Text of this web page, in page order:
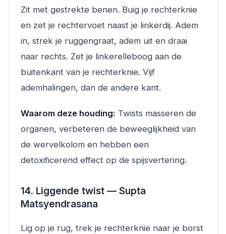
Zit met gestrekte benen. Buig je rechterknie
en zet je rechtervoet naast je linkerdij. Adem
in, strek je ruggengraat, adem uit en draai
naar rechts. Zet je linkerelleboog aan de
buitenkant van je rechterknie. Vijf
ademhalingen, dan de andere kant.
Waarom deze houding: Twists masseren de
organen, verbeteren de beweeglijkheid van
de wervelkolom en hebben een
detoxificerend effect op de spijsvertering.
14. Liggende twist — Supta
Matsyendrasana
Lig op je rug, trek je rechterknie naar je borst